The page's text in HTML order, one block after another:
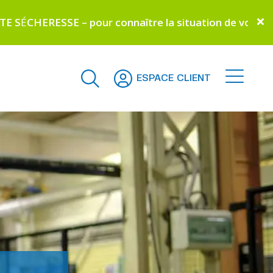
– pour connaître la situation de votre commune –
ESPACE CLIENT